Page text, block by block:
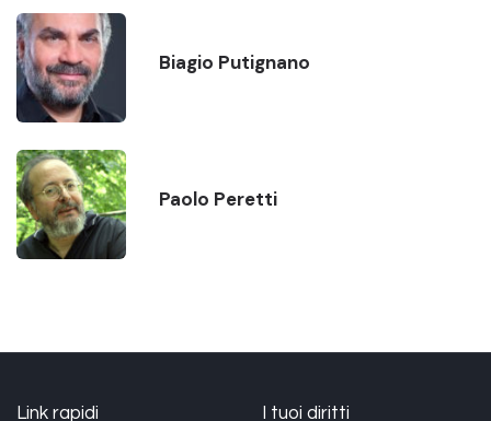
Biagio Putignano
Paolo Peretti
Link rapidi I tuoi diritti